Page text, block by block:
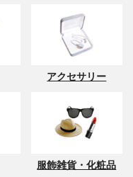
アクセサリー
服飾雑貨・化粧品